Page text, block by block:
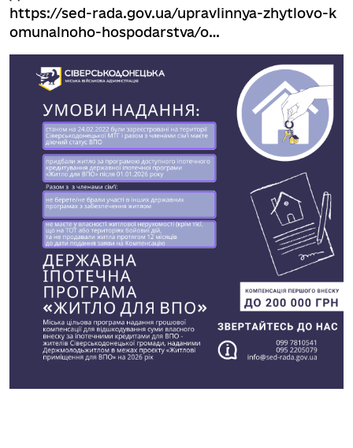
https://sed-rada.gov.ua/upravlinnya-zhytlovo-k
omunalnoho-hospodarstva/o…